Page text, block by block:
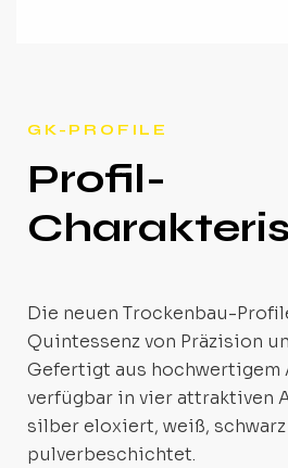
GK-PROFILE
Profil-
Die neuen Trockenbau-
Quintessenz von Präzision
Gefertigt aus hochwertigem
verfügbar in vier attraktiven
silber eloxiert, weiß,
pulverbeschichtet.